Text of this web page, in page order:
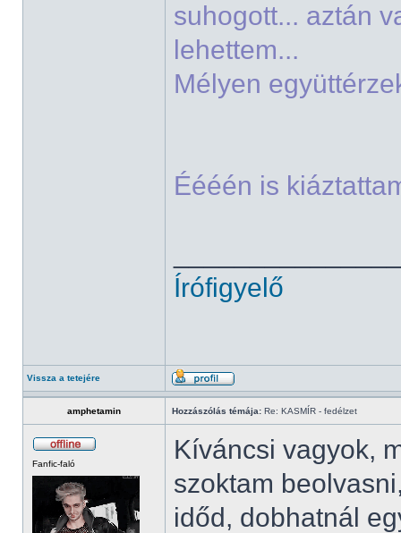
suhogott... aztán
lehettem...
Mélyen
Éééén is
Írófigyelő
Vissza a tetejére
amphetamin Hozzászólás témája: Re: KASMÍR - fedélzet
Fanfic-faló
Kíváncsi vagyok,
szoktam
időd, dobhatnál